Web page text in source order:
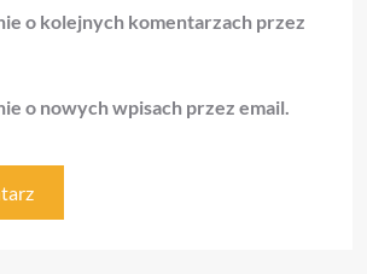
o kolejnych komentarzach przez
o nowych wpisach przez email.